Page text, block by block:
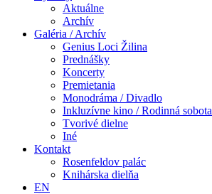
Aktuálne
Archív
Galéria / Archív
Genius Loci Žilina
Prednášky
Koncerty
Premietania
Monodráma / Divadlo
Inkluzívne kino / Rodinná sobota
Tvorivé dielne
Iné
Kontakt
Rosenfeldov palác
Knihárska dielňa
EN